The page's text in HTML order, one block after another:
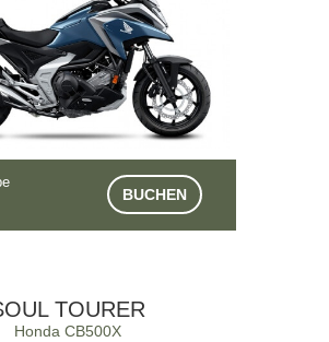
BUCHEN
TOURER
Honda CB500X